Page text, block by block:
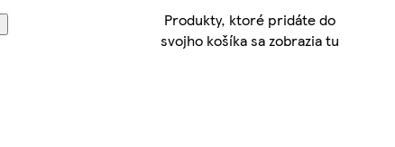
Produkty, ktoré pridáte do
svojho košíka sa zobrazia tu